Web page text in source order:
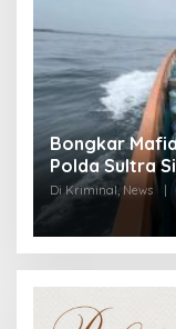
Bongkar
Polda Sultra
Ringkus 3
Di Kriminal, News |